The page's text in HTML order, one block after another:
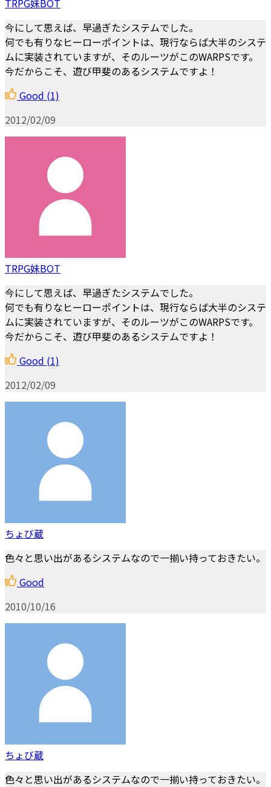
今にして思えば、早過ぎたシステムでした。
何でも有りなヒーローポイントは、現行ならば大半のシステ
ムに実装されていますが、そのルーツがこのWARPSです。
今だからこそ、遊び甲斐のあるシステムですよ！
Good (1)
2012/02/09
TRPG妹BOT
今にして思えば、早過ぎたシステムでした。
何でも有りなヒーローポイントは、現行ならば大半のシステ
ムに実装されていますが、そのルーツがこのWARPSです。
今だからこそ、遊び甲斐のあるシステムですよ！
Good (1)
2012/02/09
ちょび蔵
色々と思い出があるシステムなので一揃い持っておきたい。
Good
2010/10/16
ちょび蔵
色々と思い出があるシステムなので一揃い持っておきたい。